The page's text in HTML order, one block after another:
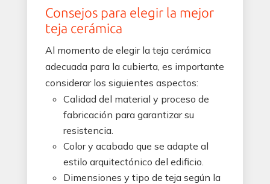
Consejos para elegir la mejor
teja cerámica
Al momento de elegir la teja cerámica
adecuada para la cubierta, es importante
considerar los siguientes aspectos:
Calidad del material y proceso de
fabricación para garantizar su
resistencia.
Color y acabado que se adapte al
estilo arquitectónico del edificio.
Dimensiones y tipo de teja según la